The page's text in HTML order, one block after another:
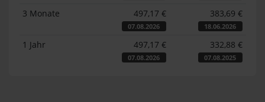
3 Monate 497,17 €
07.08.2026
383,69 €
18.06.2026
1 Jahr 497,17 €
07.08.2026
332,88 €
07.08.2025